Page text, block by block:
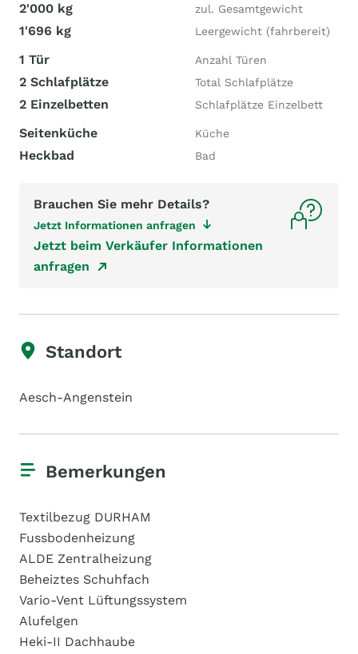
2'000 kg zul. Gesamtgewicht
1'696 kg Leergewicht (fahrbereit)
1 Tür Anzahl Türen
2 Schlafplätze Total Schlafplätze
2 Einzelbetten Schlafplätze Einzelbett
Seitenküche Küche
Heckbad Bad
Brauchen Sie mehr Details?
Jetzt Informationen anfragen
Jetzt beim Verkäufer Informationen
anfragen
Standort
Aesch-Angenstein
Bemerkungen
Textilbezug DURHAM
Fussbodenheizung
ALDE Zentralheizung
Beheiztes Schuhfach
Vario-Vent Lüftungssystem
Alufelgen
Heki-II Dachhaube